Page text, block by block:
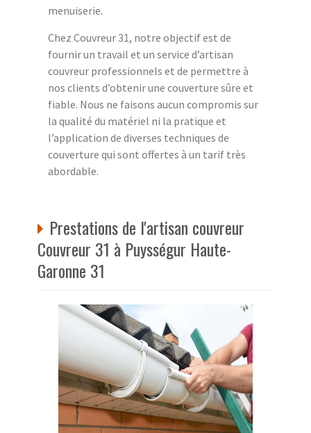
menuiserie.
Chez Couvreur 31, notre objectif est de
fournir un travail et un service d’artisan
couvreur professionnels et de permettre à
nos clients d’obtenir une couverture sûre et
fiable. Nous ne faisons aucun compromis sur
la qualité du matériel ni la pratique et
l’application de diverses techniques de
couverture qui sont offertes à un tarif très
abordable.
Prestations de l'artisan couvreur
Couvreur 31 à Puysségur Haute-
Garonne 31